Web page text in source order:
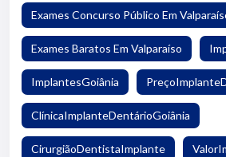
Exames Concurso Público Em
Exames Baratos Em Valparaíso
ImplantesGoiânia
ClínicaImplanteDentárioGoiânia
CirurgiãoDentistaImplante